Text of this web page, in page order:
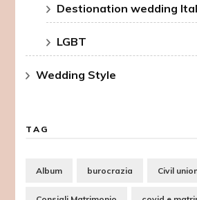
Destionation wedding
LGBT
Wedding Style
TAG
Album burocrazia Civil